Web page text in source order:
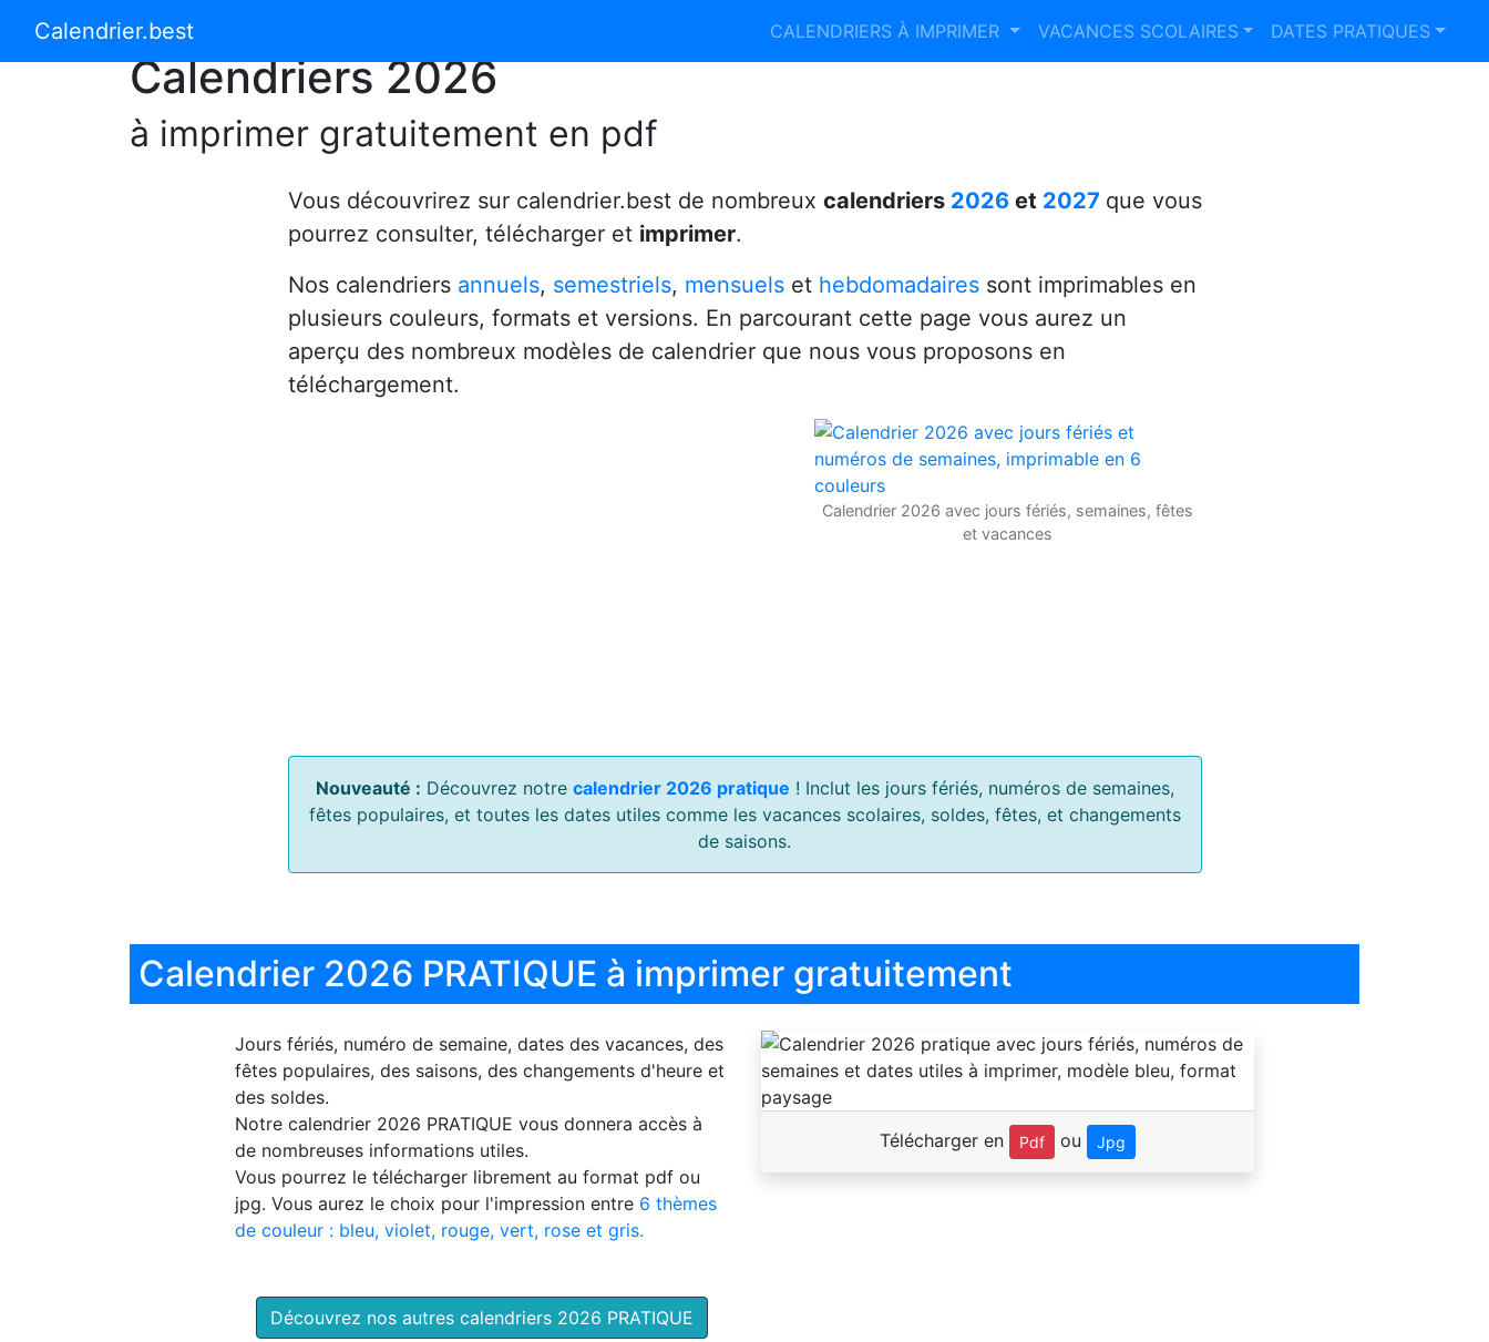
Calendrier.best CALENDRIERS À IMPRIMER VACANCES SCOLAIRES DATES PRATIQUES
Calendrier 2024 Calendrier 2027
Calendriers 2026
à imprimer gratuitement en pdf
Vous découvrirez sur calendrier.best de nombreux calendriers 2026et 2027 que vous
pourrez consulter, télécharger et imprimer.
Nos calendriers annuels, semestriels, mensuelset hebdomadairessont imprimables en
plusieurs couleurs, formats et versions. En parcourant cette page vous aurez un
aperçu des nombreux modèles de calendrier que nous vous proposons en
téléchargement.
Calendrier 2026 avec jours fériés, semaines, fêtes
et vacances
Nouveauté : Découvrez notre calendrier 2026 pratique ! Inclut les jours fériés, numéros de semaines,
fêtes populaires, et toutes les dates utiles comme les vacances scolaires, soldes, fêtes, et changements
de saisons.
Calendrier 2026 PRATIQUE à imprimer gratuitement
Jours fériés, numéro de semaine, dates des vacances, des
fêtes populaires, des saisons, des changements d'heure et
des soldes.
Notre calendrier 2026 PRATIQUE vous donnera accès à
de nombreuses informations utiles.
Vous pourrez le télécharger librement au format pdf ou
jpg. Vous aurez le choix pour l'impression entre 6 thèmes
de couleur : bleu, violet, rouge, vert, rose et gris.
Découvrez nos autres calendriers 2026 PRATIQUE
Télécharger en Pdf ou Jpg